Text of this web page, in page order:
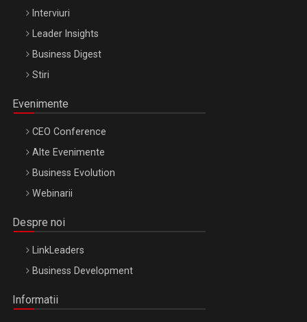
Interviuri
Leader Insights
Business Digest
Stiri
Evenimente
CEO Conference
Alte Evenimente
Business Evolution
Webinarii
Despre noi
LinkLeaders
Business Development
Informatii